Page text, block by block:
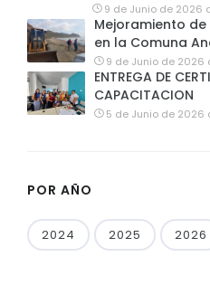
9 de Junio de 2026
Mejoramiento
en la Comuna
9 de Junio de 2026
ENTREGA DE
CAPACITACION
5 de Junio de 2026
POR AÑO
2024 2025 2026